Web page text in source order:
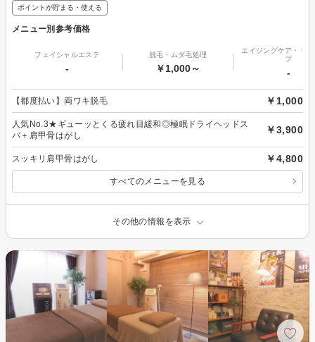
ポイントが貯まる・使える
メニュー別参考価格
フェイシャルエステ
-
脱毛・ムダ毛処理
￥1,000～
エイジングケア・リ
プ
-
【都度払い】両ワキ脱毛 ￥1,000
人気No.3★ギューッとくる疲れ目緩和◎極眠ドライヘッドス
パ＋肩甲骨はがし
￥3,900
スッキリ肩甲骨はがし ￥4,800
すべてのメニューを見る
その他の情報を表示